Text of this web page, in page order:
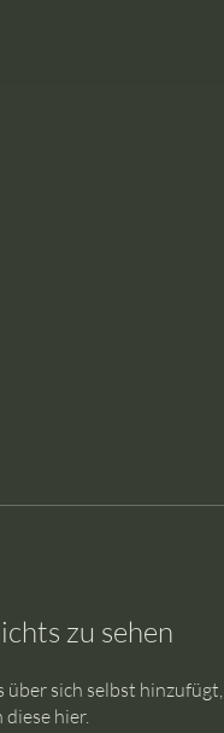
zu sehen
sich selbst hinzufügt,
diese hier.